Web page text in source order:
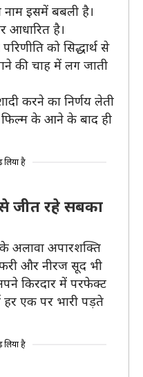
नाम इसमें बबली है।
आधारित है।
को सिद्धार्थ से
की चाह में लग जाती
करने का निर्णय लेती
फिल्म के आने के बाद ही
लिया है
जीत रहे सबका
के अलावा अपारशक्ति
और नीरज सूद भी
किरदार में परफेक्ट
हर एक पर भारी पड़ते
लिया है